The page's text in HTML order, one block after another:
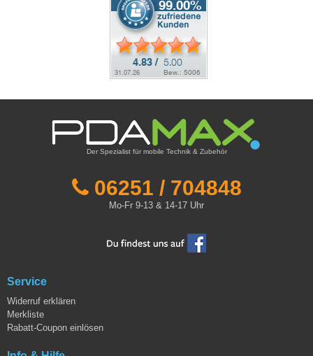
Der Spezialist für mobile Technik & Zubehör
06251 / 704848
Mo-Fr 9-13 & 14-17 Uhr
Service
Widerruf erklären
Merkliste
Rabatt-Coupon einlösen